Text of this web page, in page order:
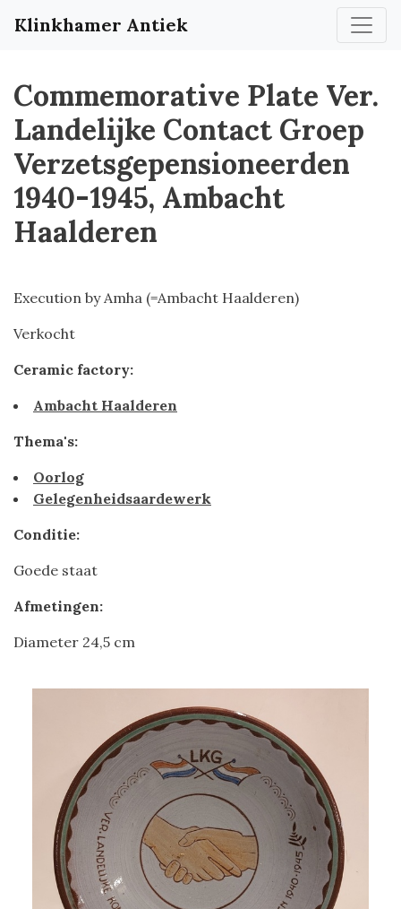
Klinkhamer Antiek
Commemorative Plate Ver.
Landelijke Contact Groep
Verzetsgepensioneerden
1940-1945, Ambacht
Haalderen
Execution by Amha (=Ambacht Haalderen)
Verkocht
Ceramic factory:
Ambacht Haalderen
Thema's:
Oorlog
Gelegenheidsaardewerk
Conditie:
Goede staat
Afmetingen:
Diameter 24,5 cm